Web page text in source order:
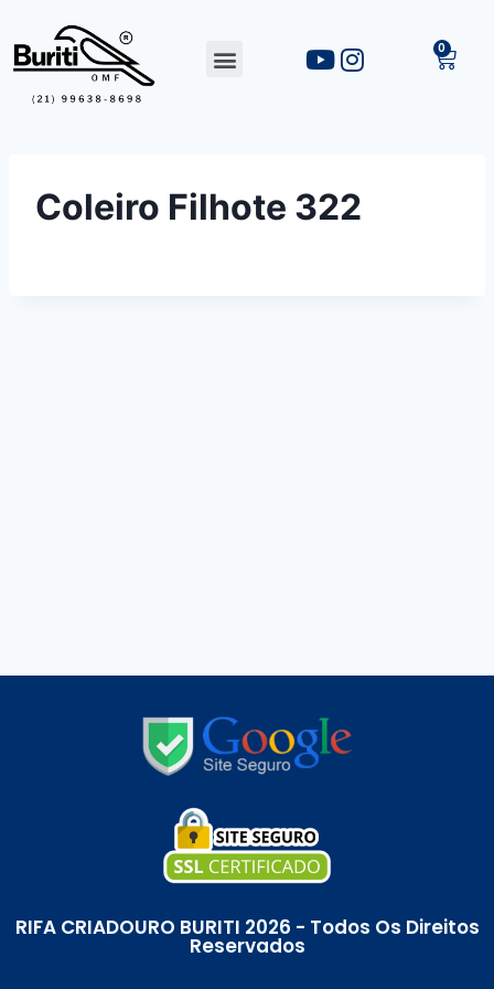
Coleiro Filhote 322
RIFA CRIADOURO BURITI 2026 - Todos Os Direitos
Reservados